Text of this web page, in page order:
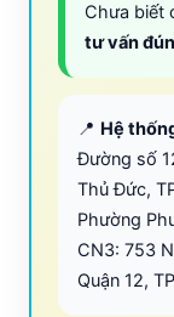
Chưa biết
tư vấn
📍 Hệ
Đường số
Thủ Đức,
Phường
CN3: 753
Quận 12,